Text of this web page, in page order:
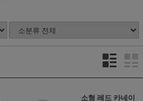
소형 레드 카네이